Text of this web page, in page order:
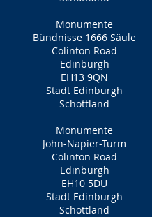
Monumente
Bündnisse 1666 Säule
Colinton Road
Edinburgh
EH13 9QN
Stadt Edinburgh
Schottland
Monumente
John-Napier-Turm
Colinton Road
Edinburgh
EH10 5DU
Stadt Edinburgh
Schottland